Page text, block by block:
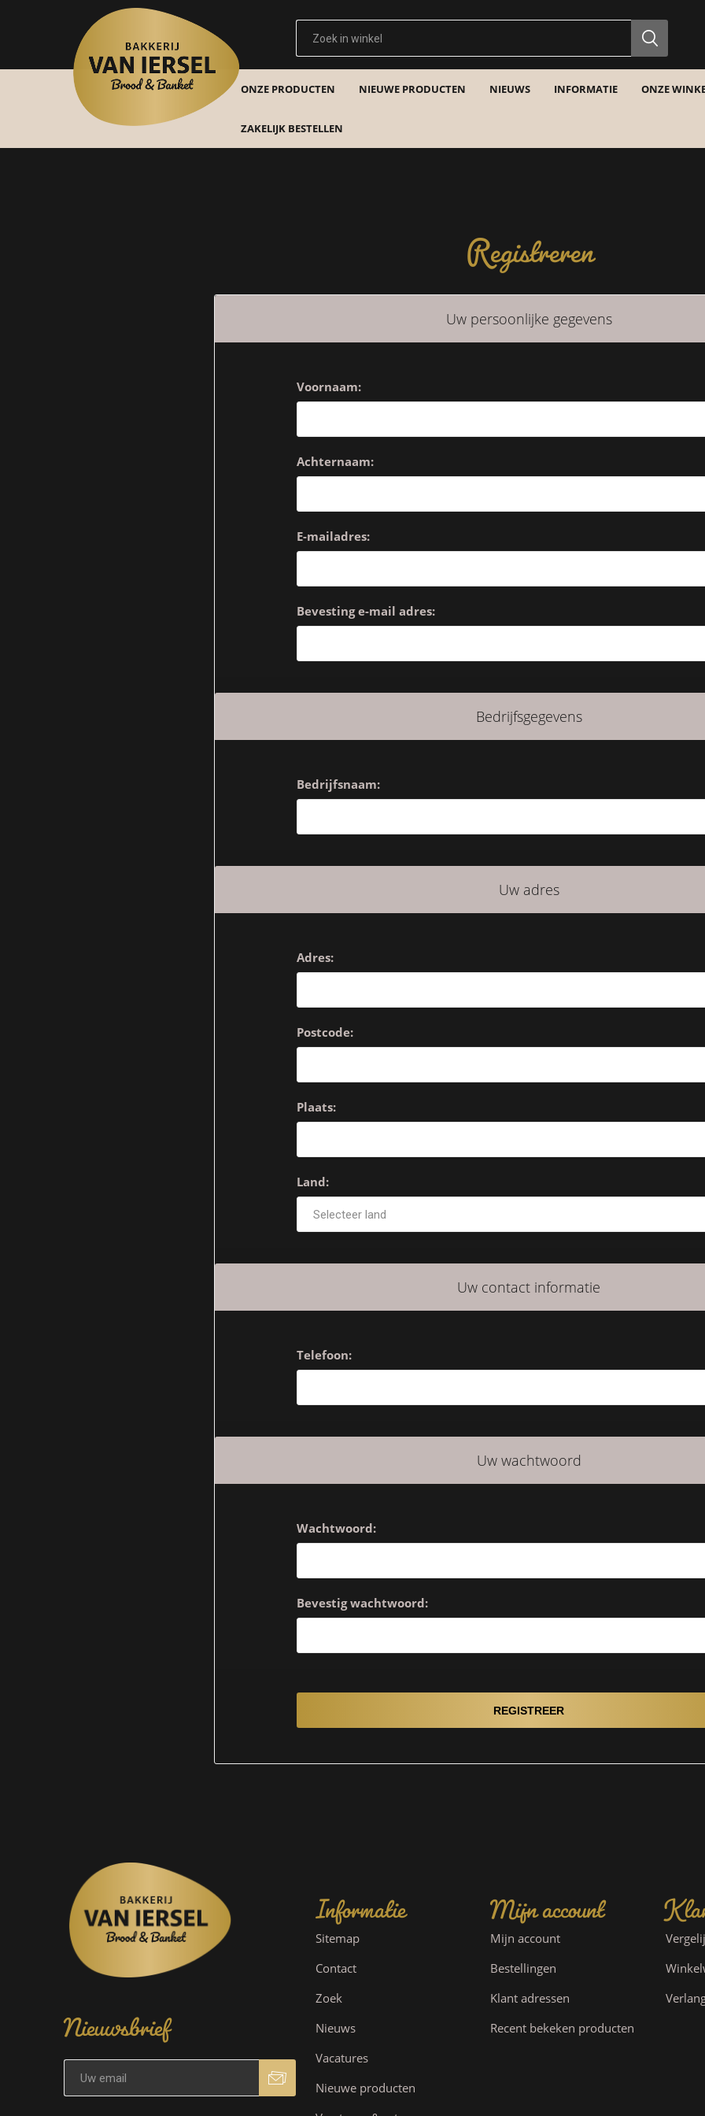
ONZE PRODUCTEN NIEUWE PRODUCTEN NIEUWS INFORMATIE ONZE
ZAKELIJK BESTELLEN
Registreren
Uw persoonlijke gegevens
Voornaam:
Achternaam:
E-mailadres:
Bevesting e-mail adres:
Bedrijfsgegevens
Bedrijfsnaam:
Uw adres
Adres:
Postcode:
Plaats:
Land:
Uw contact informatie
Telefoon:
Uw wachtwoord
Wachtwoord:
Bevestig wachtwoord:
Nieuwsbrief
Informatie
Sitemap
Contact
Zoek
Nieuws
Vacatures
Nieuwe producten
Mijn account
Mijn account
Bestellingen
Klant adressen
Recent bekeken producten